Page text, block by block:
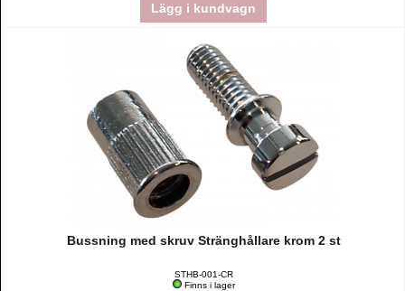
Lägg i kundvagn
Bussning med skruv Stränghållare krom 2 st
STHB-001-CR
Finns i lager